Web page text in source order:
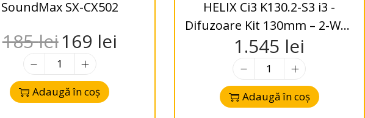
SoundMax SX-CX502
185lei169 lei
Adaugă în coș
HELIX Ci3 K130.2-S3 i3 -
Difuzoare Kit 130mm – 2-Way
– 3 Ohms
1.545 lei
Adaugă în coș